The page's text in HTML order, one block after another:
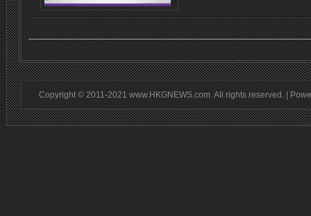
Copyright © 2011-2021 www.HKGNEWS.com. All rights reserved. |